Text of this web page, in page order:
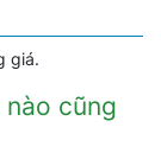
giá.
cũng